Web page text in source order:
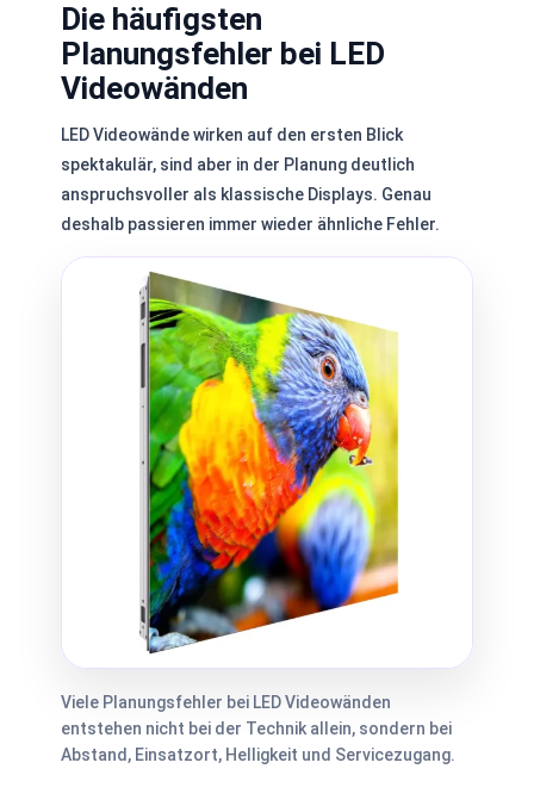
Die häufigsten
Planungsfehler bei LED
Videowänden
LED Videowände wirken auf den ersten Blick
spektakulär, sind aber in der Planung deutlich
anspruchsvoller als klassische Displays. Genau
deshalb passieren immer wieder ähnliche Fehler.
Viele Planungsfehler bei LED Videowänden
entstehen nicht bei der Technik allein, sondern bei
Abstand, Einsatzort, Helligkeit und Servicezugang.